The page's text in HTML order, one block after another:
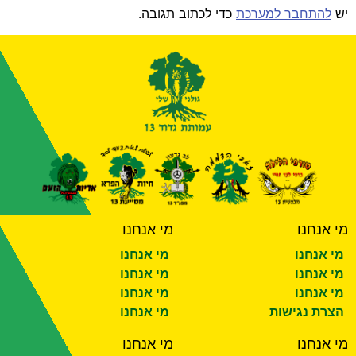
יש להתחבר למערכת כדי לכתוב תגובה.
מי אנחנו
מי אנחנו
מי אנחנו
מי אנחנו
הצרת נגישות
מי אנחנו
מי אנחנו
מי אנחנו
מי אנחנו
מי אנחנו
מי אנחנו מי אנחנו